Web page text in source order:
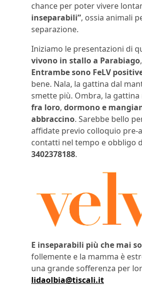
chance per poter vivere
inseparabili”, ossia animali
separazione.
Iniziamo le presentazioni di
vivono in stallo a Parabiago,
Entrambe sono FeLV
bene. Nala, la gattina dal
smette più. Ombra, la
fra loro, dormono e
abbraccino. Sarebbe bello
affidate previo colloquio pre-
contatti nel tempo e obbligo
3402378188.
E inseparabili più che mai
follemente e la mamma è
una grande sofferenza per
lidaolbia@tiscali.it